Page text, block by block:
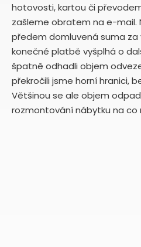
hotovosti, kartou či
zašleme obratem na e-mail.
předem domluvená suma za
konečné platbě vyšplhá o
špatně odhadli objem
překročili jsme horní hranici,
Většinou se ale objem
rozmontování nábytku na co